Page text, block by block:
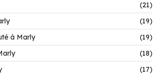
(21)
(19)
à Marly
(19)
(18)
(17)